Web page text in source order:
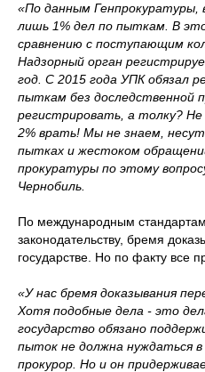
«По данным Генпрокуратуры,
лишь 1% дел по пыткам. В
сравнению с поступающим
Надзорный орган
год. С 2015 года УПК обязал
пыткам без доследственной
регистрировать, а толку?
2% врать! Мы не знаем,
пытках и жестоком
прокуратуры по этому
Чернобиль.
По международным
законодательству, бремя
государстве. Но по факту все
«У нас бремя доказывания
Хотя подобные дела - это
государство обязано
пыток не должна нуждаться
прокурор. Но и он